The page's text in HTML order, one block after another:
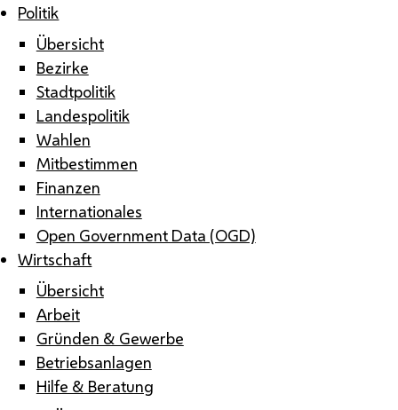
Politik
Übersicht
Bezirke
Stadtpolitik
Landespolitik
Wahlen
Mitbestimmen
Finanzen
Internationales
Open Government Data (OGD)
Wirtschaft
Übersicht
Arbeit
Gründen & Gewerbe
Betriebsanlagen
Hilfe & Beratung